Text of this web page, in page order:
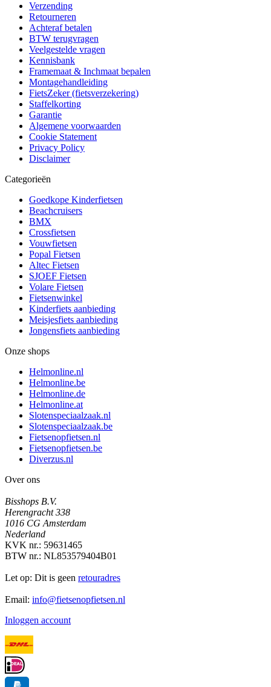
Verzending
Retourneren
Achteraf betalen
BTW terugvragen
Veelgestelde vragen
Kennisbank
Framemaat & Inchmaat bepalen
Montagehandleiding
FietsZeker (fietsverzekering)
Staffelkorting
Garantie
Algemene voorwaarden
Cookie Statement
Privacy Policy
Disclaimer
Categorieën
Goedkope Kinderfietsen
Beachcruisers
BMX
Crossfietsen
Vouwfietsen
Popal Fietsen
Altec Fietsen
SJOEF Fietsen
Volare Fietsen
Fietsenwinkel
Kinderfiets aanbieding
Meisjesfiets aanbieding
Jongensfiets aanbieding
Onze shops
Helmonline.nl
Helmonline.be
Helmonline.de
Helmonline.at
Slotenspeciaalzaak.nl
Slotenspeciaalzaak.be
Fietsenopfietsen.nl
Fietsenopfietsen.be
Diverzus.nl
Over ons
Bisshops B.V.
Herengracht 338
1016 CG Amsterdam
Nederland
KVK nr.: 59631465
BTW nr.: NL853579404B01
Let op: Dit is geen retouradres
Email: info@fietsenopfietsen.nl
Inloggen account